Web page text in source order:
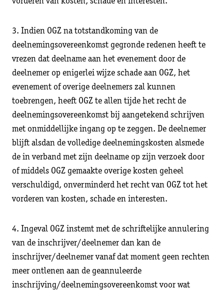
3. Indien OGZ na totstandkoming van de
deelnemingsovereenkomst gegronde redenen heeft te
vrezen dat deelname aan het evenement door de
deelnemer op enigerlei wijze schade aan OGZ, het
evenement of overige deelnemers zal kunnen
toebrengen, heeft OGZ te allen tijde het recht de
deelnemingsovereenkomst bij aangetekend schrijven
met onmiddellijke ingang op te zeggen. De deelnemer
blijft alsdan de volledige deelnemingskosten alsmede
de in verband met zijn deelname op zijn verzoek door
of middels OGZ gemaakte overige kosten geheel
verschuldigd, onverminderd het recht van OGZ tot het
vorderen van kosten, schade en interesten.
4. Ingeval OGZ instemt met de schriftelijke annulering
van de inschrijver/deelnemer dan kan de
inschrijver/deelnemer vanaf dat moment geen rechten
meer ontlenen aan de geannuleerde
inschrijving/deelnemingsovereenkomst voor wat